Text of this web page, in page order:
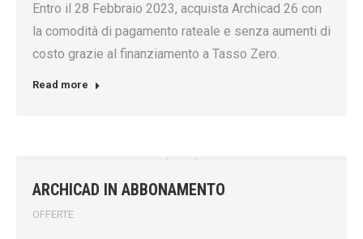
Entro il 28 Febbraio 2023, acquista Archicad 26 con
la comodità di pagamento rateale e senza aumenti di
costo grazie al finanziamento a Tasso Zero.
Read more
ARCHICAD IN ABBONAMENTO
OFFERTE